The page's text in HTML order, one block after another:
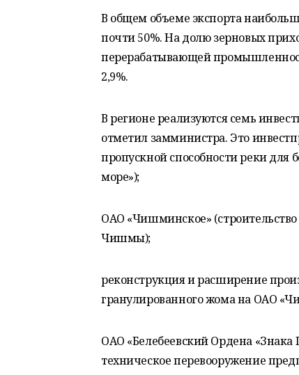
В общем объеме экспорта
почти 50%. На долю зерновых
перерабатывающей
2,9%.
В регионе реализуются семь
отметил замминистра. Это
пропускной способности реки для
море»);
ОАО «Чишминское»
Чишмы);
реконструкция и расширение
гранулированного жома на ОАО
ОАО «Белебеевский Ордена
техническое перевооружение